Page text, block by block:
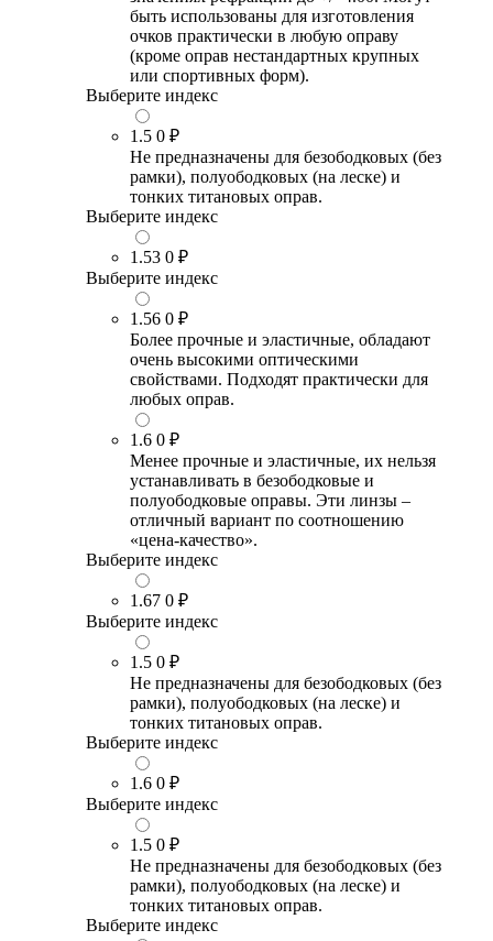
быть использованы для изготовления
очков практически в любую оправу
(кроме оправ нестандартных крупных
или спортивных форм).
Выберите индекс
1.5 0 ₽
Не предназначены для безободковых (без
рамки), полуободковых (на леске) и
тонких титановых оправ.
Выберите индекс
1.53 0 ₽
Выберите индекс
1.56 0 ₽
Более прочные и эластичные, обладают
очень высокими оптическими
свойствами. Подходят практически для
любых оправ.
1.6 0 ₽
Менее прочные и эластичные, их нельзя
устанавливать в безободковые и
полуободковые оправы. Эти линзы –
отличный вариант по соотношению
«цена-качество».
Выберите индекс
1.67 0 ₽
Выберите индекс
1.5 0 ₽
Не предназначены для безободковых (без
рамки), полуободковых (на леске) и
тонких титановых оправ.
Выберите индекс
1.6 0 ₽
Выберите индекс
1.5 0 ₽
Не предназначены для безободковых (без
рамки), полуободковых (на леске) и
тонких титановых оправ.
Выберите индекс